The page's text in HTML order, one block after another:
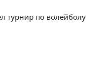
турнир по волейболу